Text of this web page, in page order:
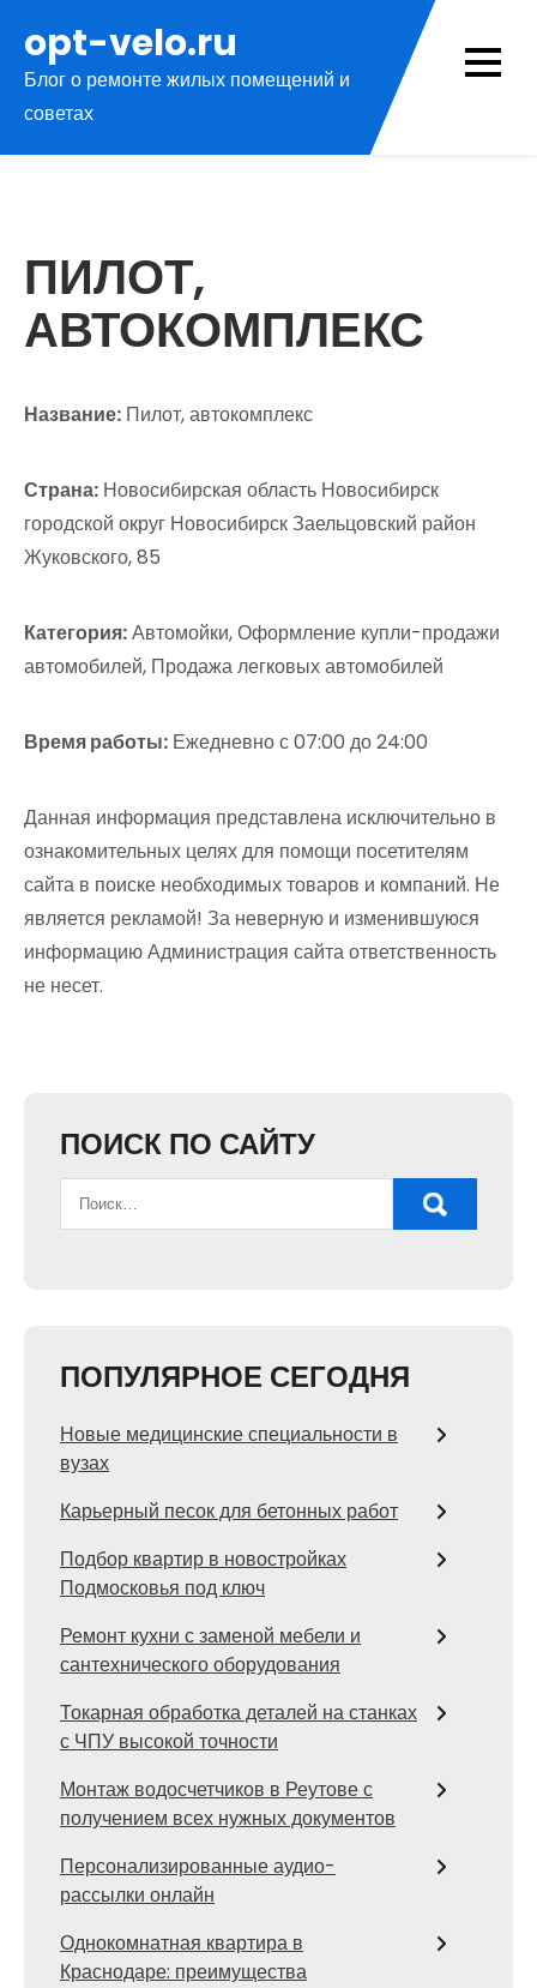
содержимому
opt-velo.ru
Блог о ремонте жилых помещений и
советах
ПИЛОТ,
АВТОКОМПЛЕКС
Название: Пилот, автокомплекс
Страна: Новосибирская область Новосибирск
городской округ Новосибирск Заельцовский район
Жуковского, 85
Категория:Автомойки, Оформление купли-продажи
автомобилей, Продажа легковых автомобилей
Время работы: Ежедневно с 07:00 до 24:00
Данная информация представлена исключительно в
ознакомительных целях для помощи посетителям
сайта в поиске необходимых товаров и компаний. Не
является рекламой! За неверную и изменившуюся
информацию Администрация сайта ответственность
не несет.
ПОИСК ПО САЙТУ
ПОПУЛЯРНОЕ СЕГОДНЯ
Новые медицинские специальности в
вузах
Карьерный песок для бетонных работ
Подбор квартир в новостройках
Подмосковья под ключ
Ремонт кухни с заменой мебели и
сантехнического оборудования
Токарная обработка деталей на станках
с ЧПУ высокой точности
Монтаж водосчетчиков в Реутове с
получением всех нужных документов
Персонализированные аудио-
рассылки онлайн
Однокомнатная квартира в
Краснодаре: преимущества